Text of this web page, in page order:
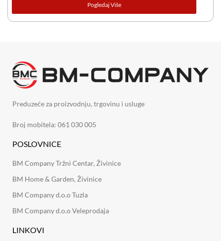
Pogledaj Više
Preduzeće za proizvodnju, trgovinu i usluge
Broj mobitela: 061 030 005
POSLOVNICE
BM Company Tržni Centar, Živinice
BM Home & Garden, Živinice
BM Company d.o.o Tuzla
BM Company d.o.o Veleprodaja
LINKOVI